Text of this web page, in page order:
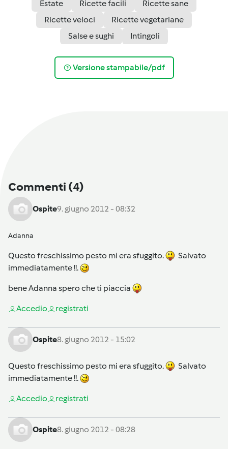
Estate Ricette facili
Ricette sane
Ricette veloci
Ricette vegetariane
Salse e sughi
Intingoli
Versione stampabile/pdf
Commenti (4)
Ospite9. giugno 2012 - 08:32
Adanna
Questo freschissimo pesto mi era sfuggito.
Salvato
immediatamente !!.
bene Adanna spero che ti piaccia
Accedio registrati
Ospite8. giugno 2012 - 15:02
Questo freschissimo pesto mi era sfuggito.
Salvato
immediatamente !!.
Accedio registrati
Ospite8. giugno 2012 - 08:28